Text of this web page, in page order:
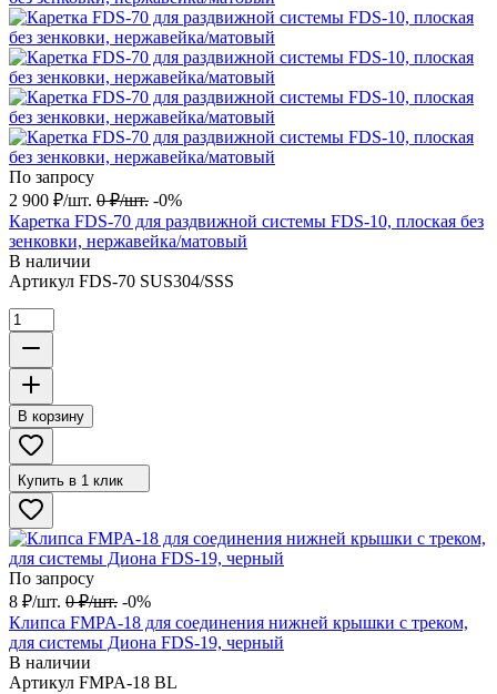
По запросу
2 900 ₽/шт. 0 ₽/шт. -0%
Каретка FDS-70 для раздвижной системы FDS-10, плоская без
зенковки, нержавейка/матовый
В наличии
Артикул FDS-70 SUS304/SSS
В корзину
Купить в 1 клик
По запросу
8 ₽/шт. 0 ₽/шт. -0%
Клипса FMPA-18 для соединения нижней крышки с треком,
для системы Диона FDS-19, черный
В наличии
Артикул FMPA-18 BL